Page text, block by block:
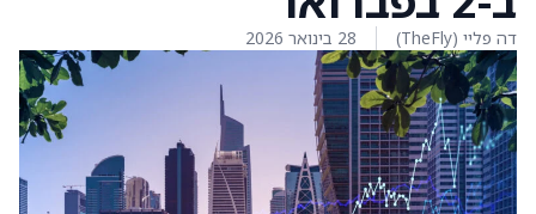
דה פליי (TheFly) 28 בינואר 2026